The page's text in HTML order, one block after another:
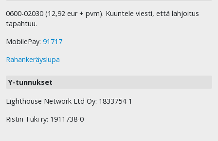
0600-02030 (12,92 eur + pvm). Kuuntele viesti, että lahjoitus
tapahtuu.
MobilePay: 91717
Rahankeräyslupa
Y-tunnukset
Lighthouse Network Ltd Oy: 1833754-1
Ristin Tuki ry: 1911738-0